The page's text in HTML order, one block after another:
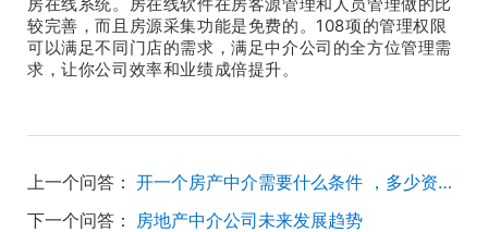
较完善，而且房源采集功能是免费的。108项的管理权限
可以满足不同门店的需求，满足中介公司的全方位管理需
求，让你公司效率和业绩成倍提升。
上一个问答：
开一个房产中介需要什么条件 ，多少资金，现在还有发展前途吗
下一个问答： 房地产中介公司未来发展趋势